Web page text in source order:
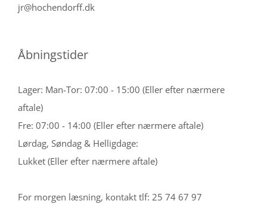
jr@hochendorff.dk
Åbningstider
Lager: Man-Tor: 07:00 - 15:00 (Eller efter nærmere
aftale)
Fre: 07:00 - 14:00 (Eller efter nærmere aftale)
Lørdag, Søndag & Helligdage:
Lukket (Eller efter nærmere aftale)
For morgen læsning, kontakt tlf: 25 74 67 97